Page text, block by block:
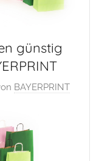
günstig
BAYERPRINT